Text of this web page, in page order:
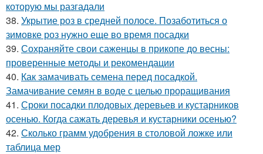
которую мы разгадали
38. Укрытие роз в средней полосе. Позаботиться о
зимовке роз нужно еще во время посадки
39. Сохраняйте свои саженцы в прикопе до весны:
проверенные методы и рекомендации
40. Как замачивать семена перед посадкой.
Замачивание семян в воде с целью проращивания
41. Сроки посадки плодовых деревьев и кустарников
осенью. Когда сажать деревья и кустарники осенью?
42. Сколько грамм удобрения в столовой ложке или
таблица мер